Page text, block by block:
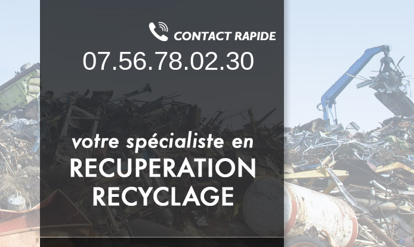
07.56.78.02.30